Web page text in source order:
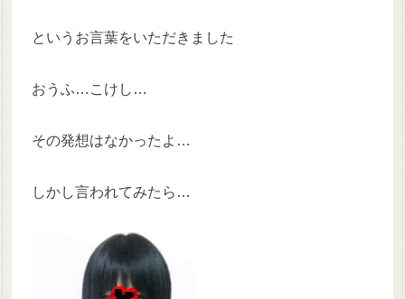
というお言葉をいただきました
おうふ…こけし…
その発想はなかったよ…
しかし言われてみたら…